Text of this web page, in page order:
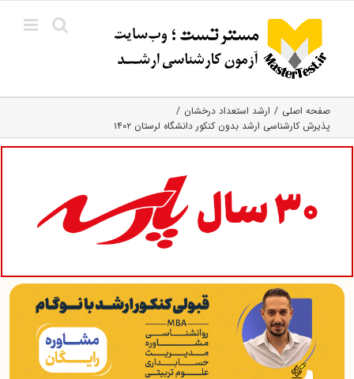
content
صفحه اصلی
ارشد استعداد درخشان
پذیرش کارشناسی ارشد بدون کنکور دانشگاه لرستان ۱۴۰۲